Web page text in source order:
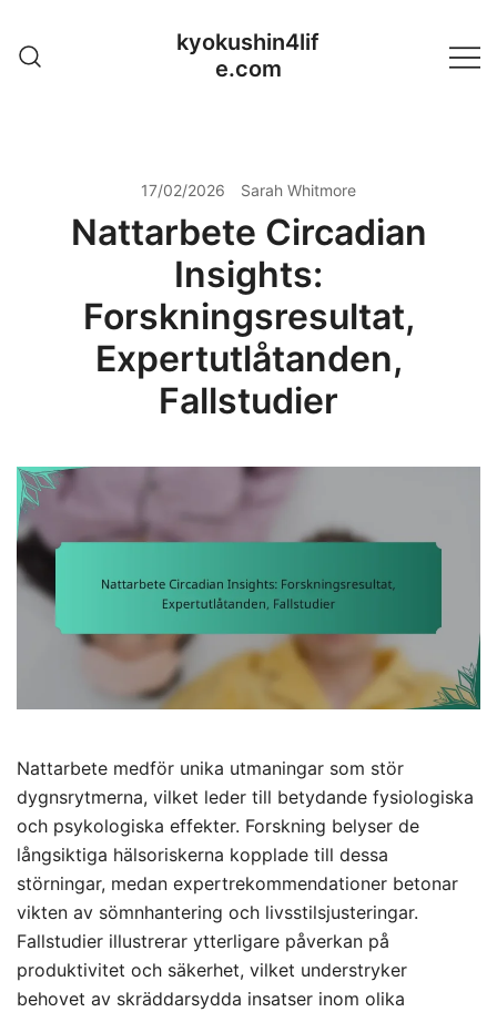
content
kyokushin4lif
e.com
17/02/2026 Sarah Whitmore
Nattarbete Circadian
Insights:
Forskningsresultat,
Expertutlåtanden,
Fallstudier
Nattarbete medför unika utmaningar som stör
dygnsrytmerna, vilket leder till betydande fysiologiska
och psykologiska effekter. Forskning belyser de
långsiktiga hälsoriskerna kopplade till dessa
störningar, medan expertrekommendationer betonar
vikten av sömnhantering och livsstilsjusteringar.
Fallstudier illustrerar ytterligare påverkan på
produktivitet och säkerhet, vilket understryker
behovet av skräddarsydda insatser inom olika